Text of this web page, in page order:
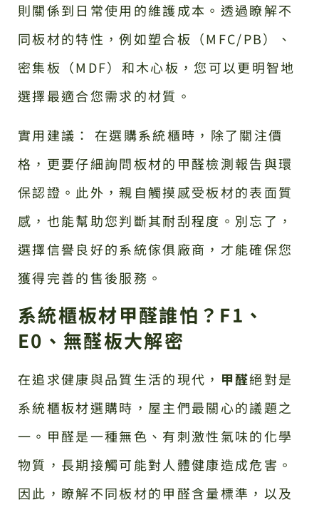
則關係到日常使用的維護成本。透過瞭解不
同板材的特性，例如塑合板（MFC/PB）、
密集板（MDF）和木心板，您可以更明智地
選擇最適合您需求的材質。
實用建議： 在選購系統櫃時，除了關注價
格，更要仔細詢問板材的甲醛檢測報告與環
保認證。此外，親自觸摸感受板材的表面質
感，也能幫助您判斷其耐刮程度。別忘了，
選擇信譽良好的系統傢俱廠商，才能確保您
獲得完善的售後服務。
系統櫃板材甲醛誰怕？F1、
E0、無醛板大解密
在追求健康與品質生活的現代， 甲醛絕對是
系統櫃板材選購時，屋主們最關心的議題之
一。甲醛是一種無色、有刺激性氣味的化學
物質，長期接觸可能對人體健康造成危害。
因此，瞭解不同板材的甲醛含量標準，以及